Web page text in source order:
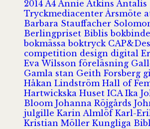
2014 A4 Annie Atkins Antalis
Tryckmediacenter Årsmöte
Barbara Stauffacher
Berlingpriset Biblis
bokmässaboktryck
competition design digital
Eva Wilsson föreläsning
Gamla stan Geith Forsberg
Håkan Lindström Hall of
Hartwickska Huset ICA Ika
Bloom Johanna Röjgårds
julgille Karin Almlöf Karl-
Kristian Möller Kungliga